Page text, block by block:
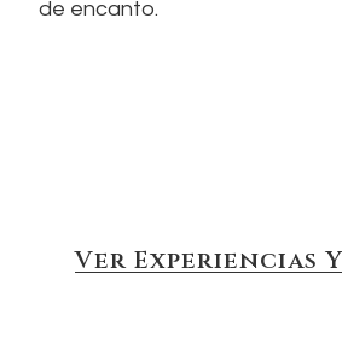
de encanto.
Ver Experiencias